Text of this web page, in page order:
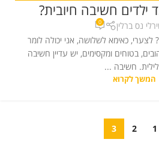
חיובית
ילדים חשיבה חיובית?
נס ברלין 0
לצערי, כאימא לשלושה, אני יכולה לומר
בטוחים ומקסימים, יש עדיין חשיבה
חשיבה ...
המשך לקרוא
1
2
3